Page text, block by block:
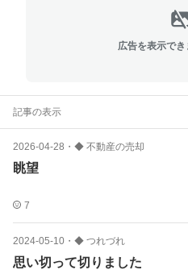
広告を表示で
記事の表示
2026-04-28 ・ ◆ 不動産の売却
眺望
7
2024-05-10 ・ ◆ つれづれ
思い切って切りました